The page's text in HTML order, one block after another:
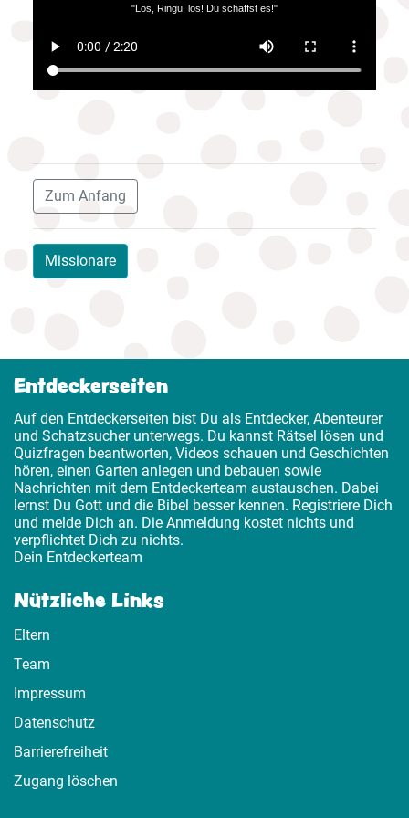
Zum Anfang
Missionare
Entdeckerseiten
Auf den Entdeckerseiten bist Du als Entdecker, Abenteurer
und Schatzsucher unterwegs. Du kannst Rätsel lösen und
Quizfragen beantworten, Videos schauen und Geschichten
hören, einen Garten anlegen und bebauen sowie
Nachrichten mit dem Entdeckerteam austauschen. Dabei
lernst Du Gott und die Bibel besser kennen. Registriere Dich
und melde Dich an. Die Anmeldung kostet nichts und
verpflichtet Dich zu nichts.
Dein Entdeckerteam
Nützliche Links
Eltern
Team
Impressum
Datenschutz
Barrierefreiheit
Zugang löschen